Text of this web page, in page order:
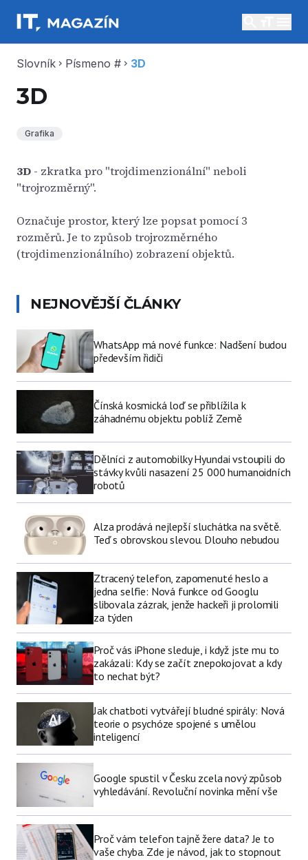
Slovník chevron_right Písmeno # chevron_right 3D
3D
Grafika
3D - zkratka pro "trojdimenzionální" neboli
"trojrozměrný".
Označuje prostor, který lze popsat pomocí 3
rozměrů. Je to způsob trojrozměrného
(trojdimenzionálního) zobrazení objektů.
NEJNOVĚJŠÍ ČLÁNKY
WhatsApp má nové funkce: Nadšení budou
především řidiči
Čínská kosmická loď se přiblížila k
záhadnému objektu poblíž Země
Dělníci z automobilky Hyundai vstoupili do
stávky kvůli nasazení 25 000 humanoidních
robotů
Alza prodává nejlepší sluchátka na světě.
Teď s obrovskou slevou. Dlouho nebudou
Ztracený telefon, zapomenuté heslo a
jedna selfie: Nová funkce od Googlu
slibovala zázrak, jenže hackeři ji prolomili
za týden
Proč vás iPhone sleduje, i když jste mu to
zakázali: Kdy se začít znepokojovat a kdy
to nechat být?
Jak chatboti vytvářejí bludné spirály: Nová
teorie o psychóze spojené s umělou
inteligencí
Google spustil v Česku zcela nový způsob
vyhledávání. Revoluční novinka mění vše
Proč vám telefon tajně žere data? Je to
vaše chyba. Zde je návod, jak to stopnout